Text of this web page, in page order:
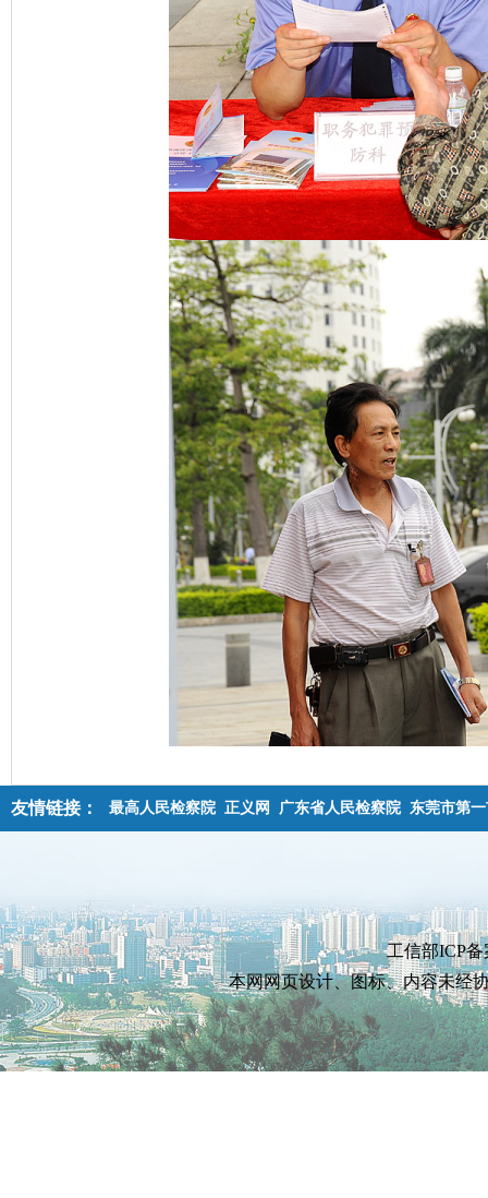
友情链接： 最高人民检察院 正义网 广东省人民检察院 东莞市第
工信部ICP
本网网页设计、图标、内容未经